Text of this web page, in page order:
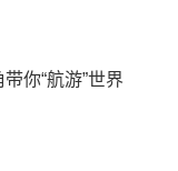
你“航游”世界